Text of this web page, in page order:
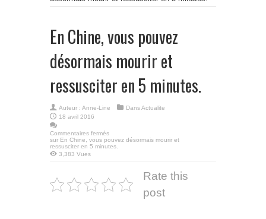
En Chine, vous pouvez
désormais mourir et
ressusciter en 5 minutes.
Auteur : Anne-Line DansActualite
18 avril 2016
Commentaires fermés
sur En Chine, vous pouvez désormais mourir et
ressusciter en 5 minutes.
3,383 Vues
Rate this
post